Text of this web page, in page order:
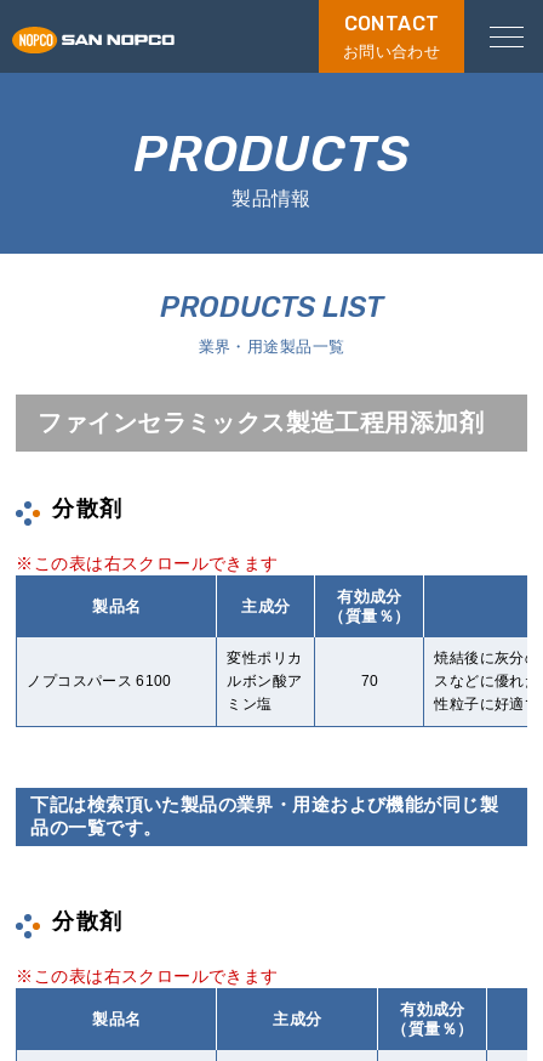
CONTACT
お問い合わせ
PRODUCTS
製品情報
PRODUCTS LIST
業界・用途製品一覧
ファインセラミックス製造工程用添加剤
分散剤
製品名 主成分
有効成分
（質量％）
ノプコスパース 6100
変性ポリカ
ルボン酸ア
ミン塩
70
焼結後に灰分
スなどに優れ
性粒子に好適で
下記は検索頂いた製品の業界・用途および機能が同じ製
品の一覧です。
分散剤
製品名 主成分
有効成分
（質量％）